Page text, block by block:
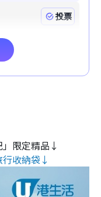
限定精品↓
收納袋↓